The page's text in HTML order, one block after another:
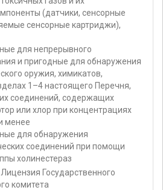
(датчики, сенсорные
сенсорные картриджи),
для непрерывного
и пригодные для обнаружения
оружия, химикатов,
1–4 настоящего Перечня,
соединений, содержащих
или хлор при концентрациях
менее
для обнаружения
соединений при помощи
холинестераз
Лицензия Государственного
комитета